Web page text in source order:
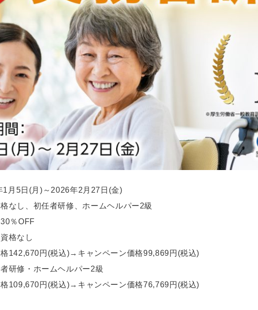
)～2026年2月27日(金)
、初任者研修、ホームヘルパー2級
OFF
し
込)→キャンペーン価格99,869円(税込)
ムヘルパー2級
込)→キャンペーン価格76,769円(税込)